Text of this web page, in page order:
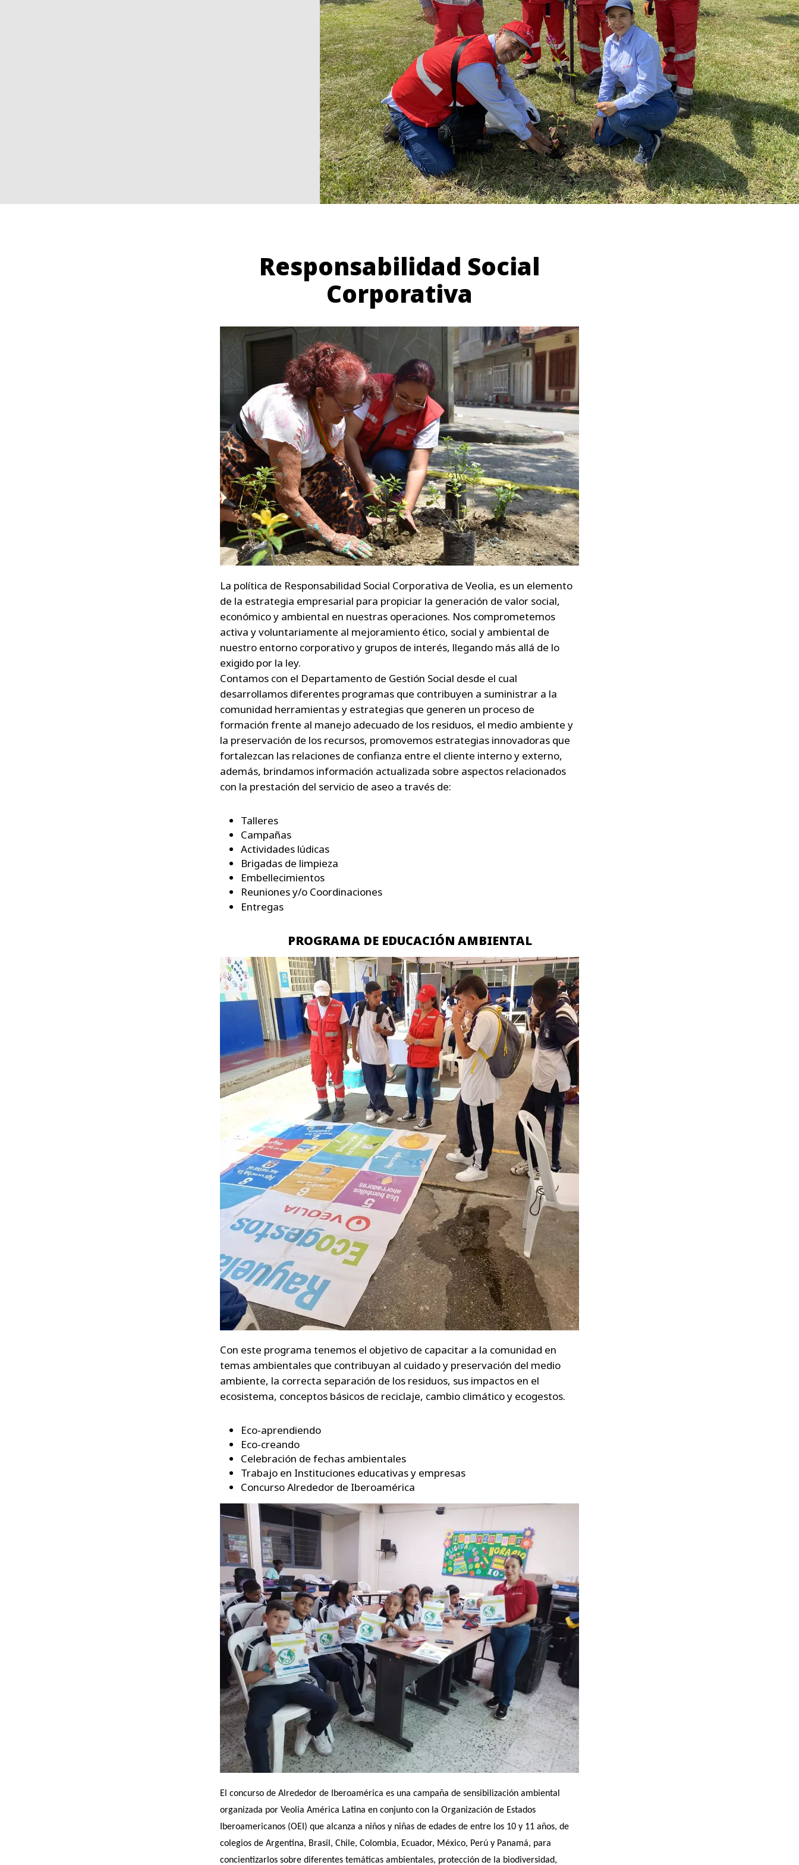
WATER TECHNOLOGIES
Responsabilidad Social
Corporativa
La política de Responsabilidad Social Corporativa de Veolia, es un elemento
de la estrategia empresarial para propiciar la generación de valor social,
económico y ambiental en nuestras operaciones. Nos comprometemos
activa y voluntariamente al mejoramiento ético, social y ambiental de
nuestro entorno corporativo y grupos de interés, llegando más allá de lo
exigido por la ley.
Contamos con el Departamento de Gestión Social desde el cual
desarrollamos diferentes programas que contribuyen a suministrar a la
comunidad herramientas y estrategias que generen un proceso de
formación frente al manejo adecuado de los residuos, el medio ambiente y
la preservación de los recursos, promovemos estrategias innovadoras que
fortalezcan las relaciones de confianza entre el cliente interno y externo,
además, brindamos información actualizada sobre aspectos relacionados
con la prestación del servicio de aseo a través de:
Talleres
Campañas
Actividades lúdicas
Brigadas de limpieza
Embellecimientos
Reuniones y/o Coordinaciones
Entregas
PROGRAMA DE EDUCACIÓN AMBIENTAL
Con este programa tenemos el objetivo de capacitar a la comunidad en
temas ambientales que contribuyan al cuidado y preservación del medio
ambiente, la correcta separación de los residuos, sus impactos en el
ecosistema, conceptos básicos de reciclaje, cambio climático y ecogestos.
Eco-aprendiendo
Eco-creando
Celebración de fechas ambientales
Trabajo en Instituciones educativas y empresas
Concurso Alrededor de Iberoamérica
El concurso de Alrededor de Iberoamérica es una campaña de sensibilización ambiental
organizada por Veolia América Latina en conjunto con la Organización de Estados
Iberoamericanos (OEI) que alcanza a niños y niñas de edades de entre los 10 y 11 años, de
colegios de Argentina, Brasil, Chile, Colombia, Ecuador, México, Perú y Panamá, para
concientizarlos sobre diferentes temáticas ambientales, protección de la biodiversidad,